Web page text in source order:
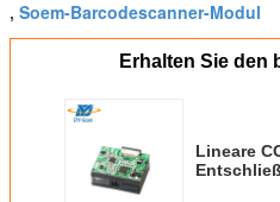
, Soem-Barcodescanner-Modul
Erhalten Sie den
Lineare